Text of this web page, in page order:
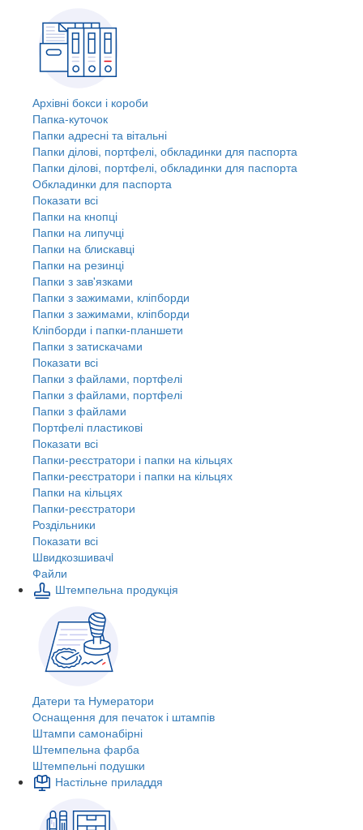
Архівні бокси і короби
Папка-куточок
Папки адресні та вітальні
Папки ділові, портфелі, обкладинки для паспорта
Папки ділові, портфелі, обкладинки для паспорта
Обкладинки для паспорта
Показати всі
Папки на кнопці
Папки на липучці
Папки на блискавці
Папки на резинці
Папки з зав'язками
Папки з зажимами, кліпборди
Папки з зажимами, кліпборди
Кліпборди і папки-планшети
Папки з затискачами
Показати всі
Папки з файлами, портфелі
Папки з файлами, портфелі
Папки з файлами
Портфелі пластикові
Показати всі
Папки-реєстратори і папки на кільцях
Папки-реєстратори і папки на кільцях
Папки на кільцях
Папки-реєстратори
Роздільники
Показати всі
Швидкозшивачi
Файли
Штемпельна продукція
Датери та Нумератори
Оснащення для печаток і штампів
Штампи самонабірні
Штемпельна фарба
Штемпельні подушки
Настільне приладдя